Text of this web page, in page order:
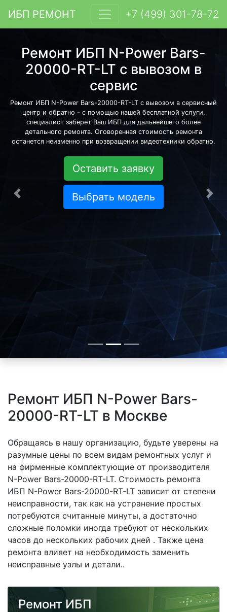
ИБП РЕМОНТ +7 (499) 301-78-72
Ремонт ИБП N-Power Bars-
20000-RT-LT с вывозом в
сервис
Ремонт ИБП N-Power Bars-20000-RT-LT с вывозом в сервисный
центр и обратно - с помощью нашей бесплатной услуги,
специалист заберет Ваш ИБП для дальнейшего более
детального ремонта. Оговоренная стоимость ремонта
останется неизменно при возвращении видеотехники обратно.
Оставить заявку
Выбрать модель
Предыдущая
Ремонт ИБП N-Power Bars-
20000-RT-LT в Москве
Обращаясь в нашу организацию, будьте уверены на
разумные цены по всем видам ремонтных услуг и
на фирменные комплектующие от производителя
N-Power Bars-20000-RT-LT. Стоимость ремонта
ИБП N-Power Bars-20000-RT-LT зависит от степени
неисправности, так как на устранение простых
потребуются считанные минуты, а достаточно
сложные поломки иногда требуют от нескольких
часов до нескольких рабочих дней . Также цена
ремонта влияет на необходимость заменить
неисправные узлы и детали..
Ремонт ИБП